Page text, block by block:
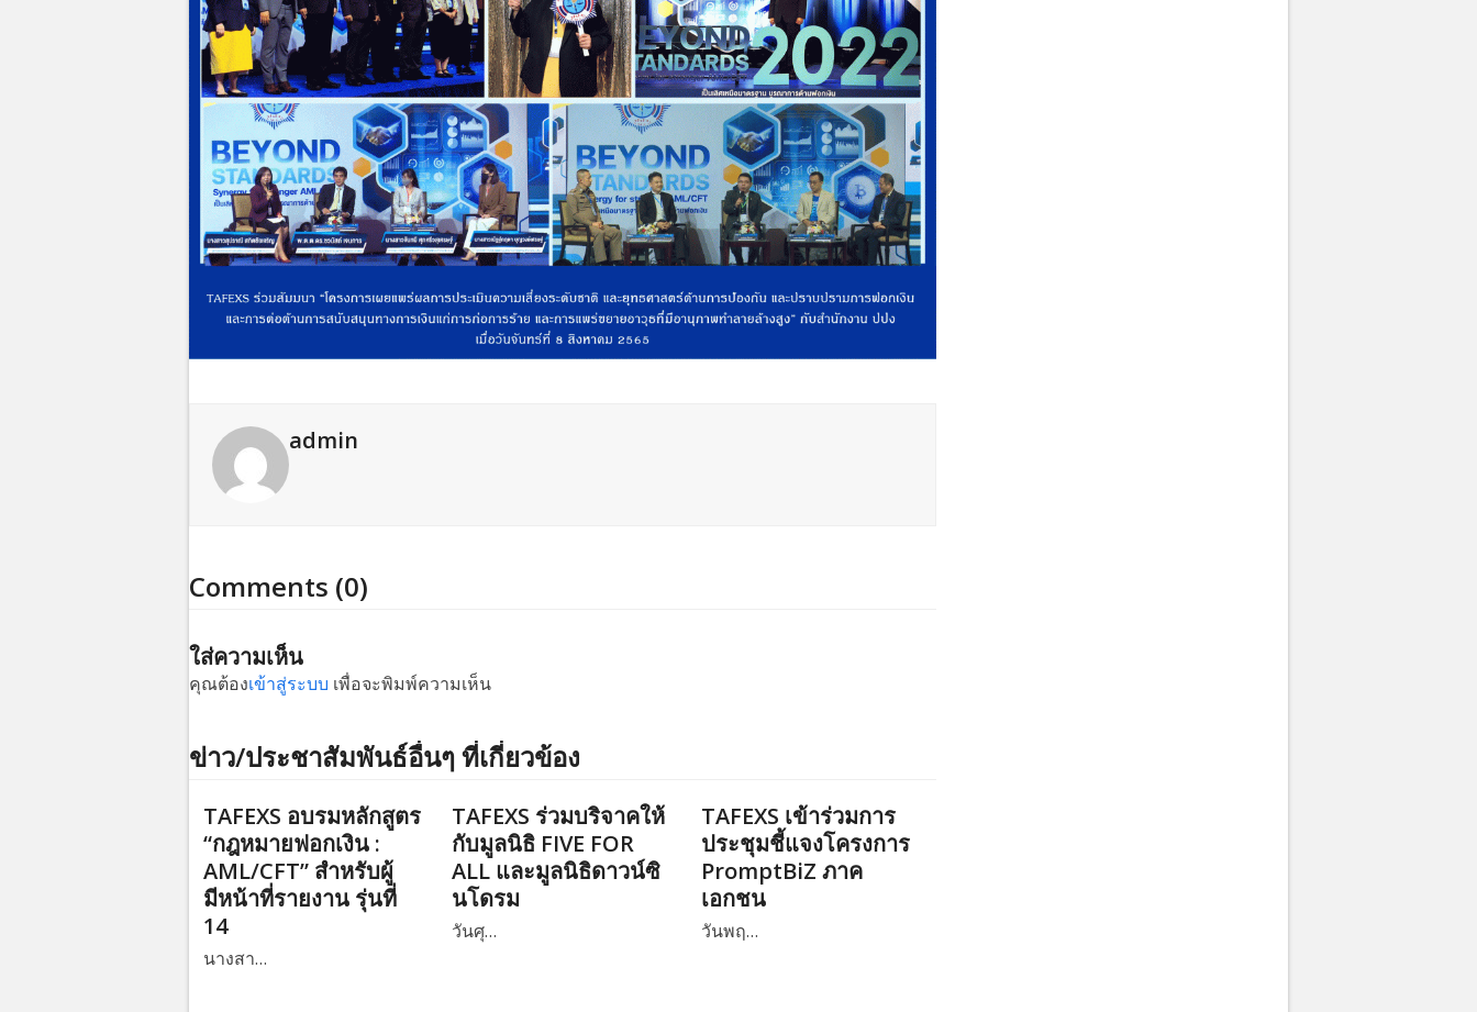
admin
Comments (0)
ใส่ความเห็น
คุณต้องเข้าสู่ระบบ เพื่อจะพิมพ์ความเห็น
ข่าว/ประชาสัมพันธ์อื่นๆ ที่เกี่ยวข้อง
TAFEXS อบรมหลักสูตร
“กฎหมายฟอกเงิน :
AML/CFT” สำหรับผู้
มีหน้าที่รายงาน รุ่นที่
14
นางสา…
TAFEXS ร่วมบริจาคให้
กับมูลนิธิ FIVE FOR
ALL และมูลนิธิดาวน์ซิ
นโดรม
วันศุ…
TAFEXS เข้าร่วมการ
ประชุมชี้แจงโครงการ
PromptBiZ ภาค
เอกชน
วันพฤ…